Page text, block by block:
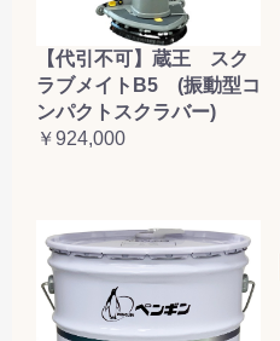
【代引不可】蔵王 スク
ラブメイトB5 (振動型コ
ンパクトスクラバー)
￥924,000